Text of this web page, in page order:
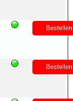
Bestellen
Bestellen